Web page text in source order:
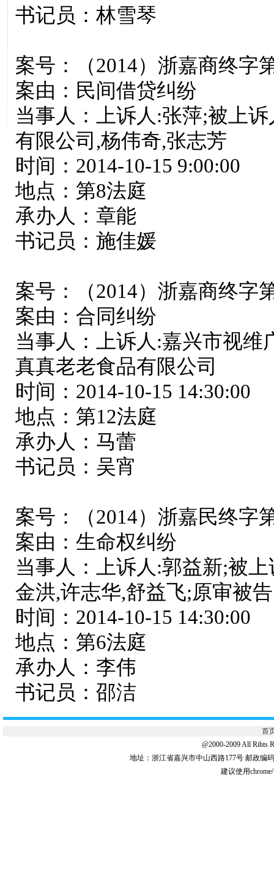
书记员：林雪琴
案号：（2014）浙嘉商终字
案由：民间借贷纠纷
当事人：上诉人:张萍;被上
有限公司,杨伟奇,张志芳
时间：2014-10-15 9:00:00
地点：第8法庭
承办人：章能
书记员：施佳媛
案号：（2014）浙嘉商终字
案由：合同纠纷
当事人：上诉人:嘉兴市视维
真真老老食品有限公司
时间：2014-10-15 14:30:00
地点：第12法庭
承办人：马蕾
书记员：吴宵
案号：（2014）浙嘉民终字
案由：生命权纠纷
当事人：上诉人:郭益新;被
金洪,许志华,舒益飞;原审被
时间：2014-10-15 14:30:00
地点：第6法庭
承办人：李伟
书记员：邵洁
首
@2000-2009 All Rihts
地址：浙江省嘉兴市中山西路177号 邮政编
建议使用